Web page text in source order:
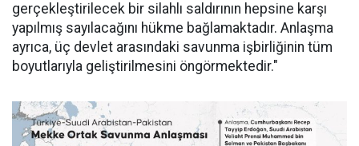
gerçekleştirilecek bir silahlı saldırının hepsine karşı
yapılmış sayılacağını hükme bağlamaktadır. Anlaşma
ayrıca, üç devlet arasındaki savunma işbirliğinin tüm
boyutlarıyla geliştirilmesini öngörmektedir."